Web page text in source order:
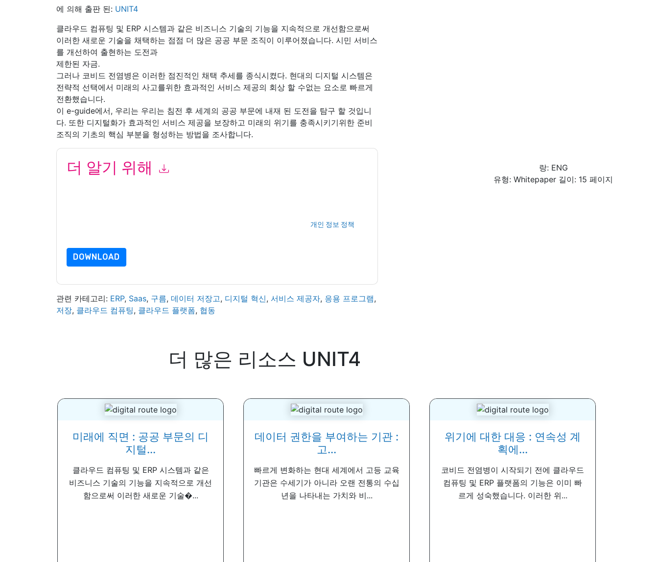
에 의해 출판 된: UNIT4
클라우드 컴퓨팅 및 ERP 시스템과 같은 비즈니스 기술의 기능을 지속적으로 개선함으로써
이러한 새로운 기술을 채택하는 점점 더 많은 공공 부문 조직이 이루어졌습니다. 시민 서비스
를 개선하여 출현하는 도전과
제한된 자금.
그러나 코비드 전염병은 이러한 점진적인 채택 추세를 종식시켰다. 현대의 디지털 시스템은
전략적 선택에서 미래의 사고를위한 효과적인 서비스 제공의 회상 할 수없는 요소로 빠르게
전환했습니다.
이 e-guide에서, 우리는 우리는 침전 후 세계의 공공 부문에 내재 된 도전을 탐구 할 것입니
다. 또한 디지털화가 효과적인 서비스 제공을 보장하고 미래의 위기를 충족시키기위한 준비
조직의 기초의 핵심 부분을 형성하는 방법을 조사합니다.
더 알기 위해
개인 정보 정책
DOWNLOAD
관련 카테고리: ERP, Saas, 구름, 데이터 저장고, 디지털 혁신, 서비스 제공자, 응용 프로그램,
저장, 클라우드 컴퓨팅, 클라우드 플랫폼, 협동
랑: ENG
유형: Whitepaper 길이: 15 페이지
더 많은 리소스 UNIT4
미래에 직면 : 공공 부문의 디
지털...
클라우드 컴퓨팅 및 ERP 시스템과 같은
비즈니스 기술의 기능을 지속적으로 개선
함으로써 이러한 새로운 기술�...
데이터 권한을 부여하는 기관 :
고...
빠르게 변화하는 현대 세계에서 고등 교육
기관은 수세기가 아니라 오랜 전통의 수십
년을 나타내는 가치와 비...
위기에 대한 대응 : 연속성 계
획에...
코비드 전염병이 시작되기 전에 클라우드
컴퓨팅 및 ERP 플랫폼의 기능은 이미 빠
르게 성숙했습니다. 이러한 위...